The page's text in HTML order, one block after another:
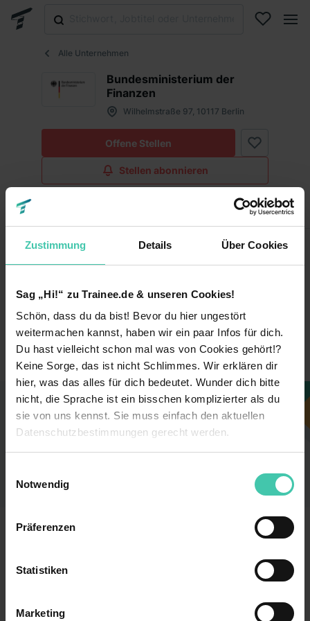
Zustimmung Details Über Cookies
Sag „Hi!“ zu Trainee.de & unseren Cookies!
Schön, dass du da bist! Bevor du hier ungestört
weitermachen kannst, haben wir ein paar Infos für dich.
Du hast vielleicht schon mal was von Cookies gehört!?
Keine Sorge, das ist nicht Schlimmes. Wir erklären dir
hier, was das alles für dich bedeutet. Wunder dich bitte
nicht, die Sprache ist ein bisschen komplizierter als du
sie von uns kennst. Sie muss einfach den aktuellen
Datenschutzbestimmungen gerecht werden.
Benutzung der Webseite getroffenen Einstellungen zu
Webseite zu analysieren („Statistiken“), um
Informationen zu deiner Verwendung unserer Website an
Analysen weiterzugeben und um Inhalte und Anzeigen zu
Notwendig
Präferenzen
Statistiken
Marketing
Alle Unternehmen
Bundesministerium der
Finanzen
Wilhelmstraße 97, 10117 Berlin
Offene Stellen
Stellen abonnieren
Fakten
Unternehmensart Keine Angabe
Branche
Öffentliche Verwaltung &
Öffentlicher Dienst
Dieses Unternehmen gefällt dir?
Sieh dir jetzt alle Stellen des Unternehmens an
Trainee.de
Nutzungsbedingungen